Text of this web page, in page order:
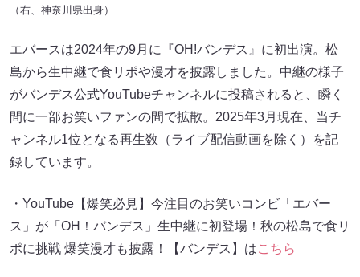
（右、神奈川県出身）
エバースは2024年の9月に『OH!バンデス』に初出演。松
島から生中継で食リポや漫才を披露しました。中継の様子
がバンデス公式YouTubeチャンネルに投稿されると、瞬く
間に一部お笑いファンの間で拡散。2025年3月現在、当チ
ャンネル1位となる再生数（ライブ配信動画を除く）を記
録しています。
・YouTube【爆笑必見】今注目のお笑いコンビ「エバー
ス」が「OH！バンデス」生中継に初登場！秋の松島で食リ
ポに挑戦 爆笑漫才も披露！【バンデス】はこちら